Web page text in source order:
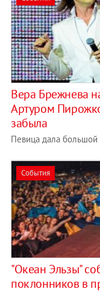
Вера Брежнева
Артуром
забыла
Певица дала большой
События
"Океан Эльзы"
поклонников в